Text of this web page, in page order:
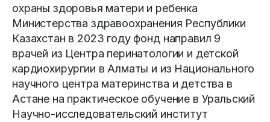
охраны здоровья матери и ребенка
Министерства здравоохранения Республики
Казахстан в 2023 году фонд направил 9
врачей из Центра перинатологии и детской
кардиохирургии в Алматы и из Национального
научного центра материнства и детства в
Астане на практическое обучение в Уральский
Научно-исследовательский институт